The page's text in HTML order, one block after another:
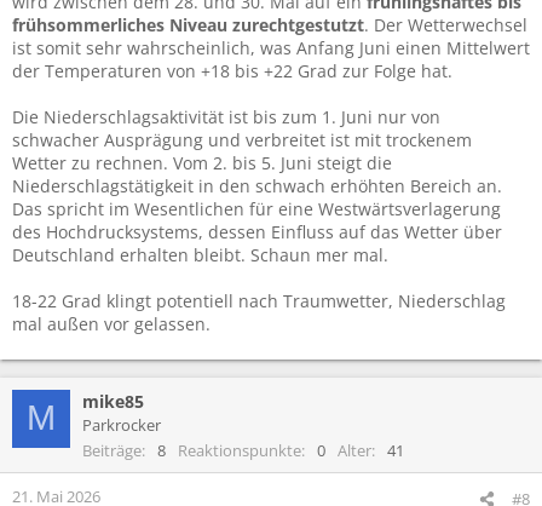
frühsommerliches Niveau zurechtgestutzt. Der Wetterwechsel
ist somit sehr wahrscheinlich, was Anfang Juni einen Mittelwert
der Temperaturen von +18 bis +22 Grad zur Folge hat.
Die Niederschlagsaktivität ist bis zum 1. Juni nur von
schwacher Ausprägung und verbreitet ist mit trockenem
Wetter zu rechnen. Vom 2. bis 5. Juni steigt die
Niederschlagstätigkeit in den schwach erhöhten Bereich an.
Das spricht im Wesentlichen für eine Westwärtsverlagerung
des Hochdrucksystems, dessen Einfluss auf das Wetter über
Deutschland erhalten bleibt. Schaun mer mal.
18-22 Grad klingt potentiell nach Traumwetter, Niederschlag
mal außen vor gelassen.
M mike85
Parkrocker
Beiträge
8 Reaktionspunkte 0 Alter 41
21. Mai 2026 #8